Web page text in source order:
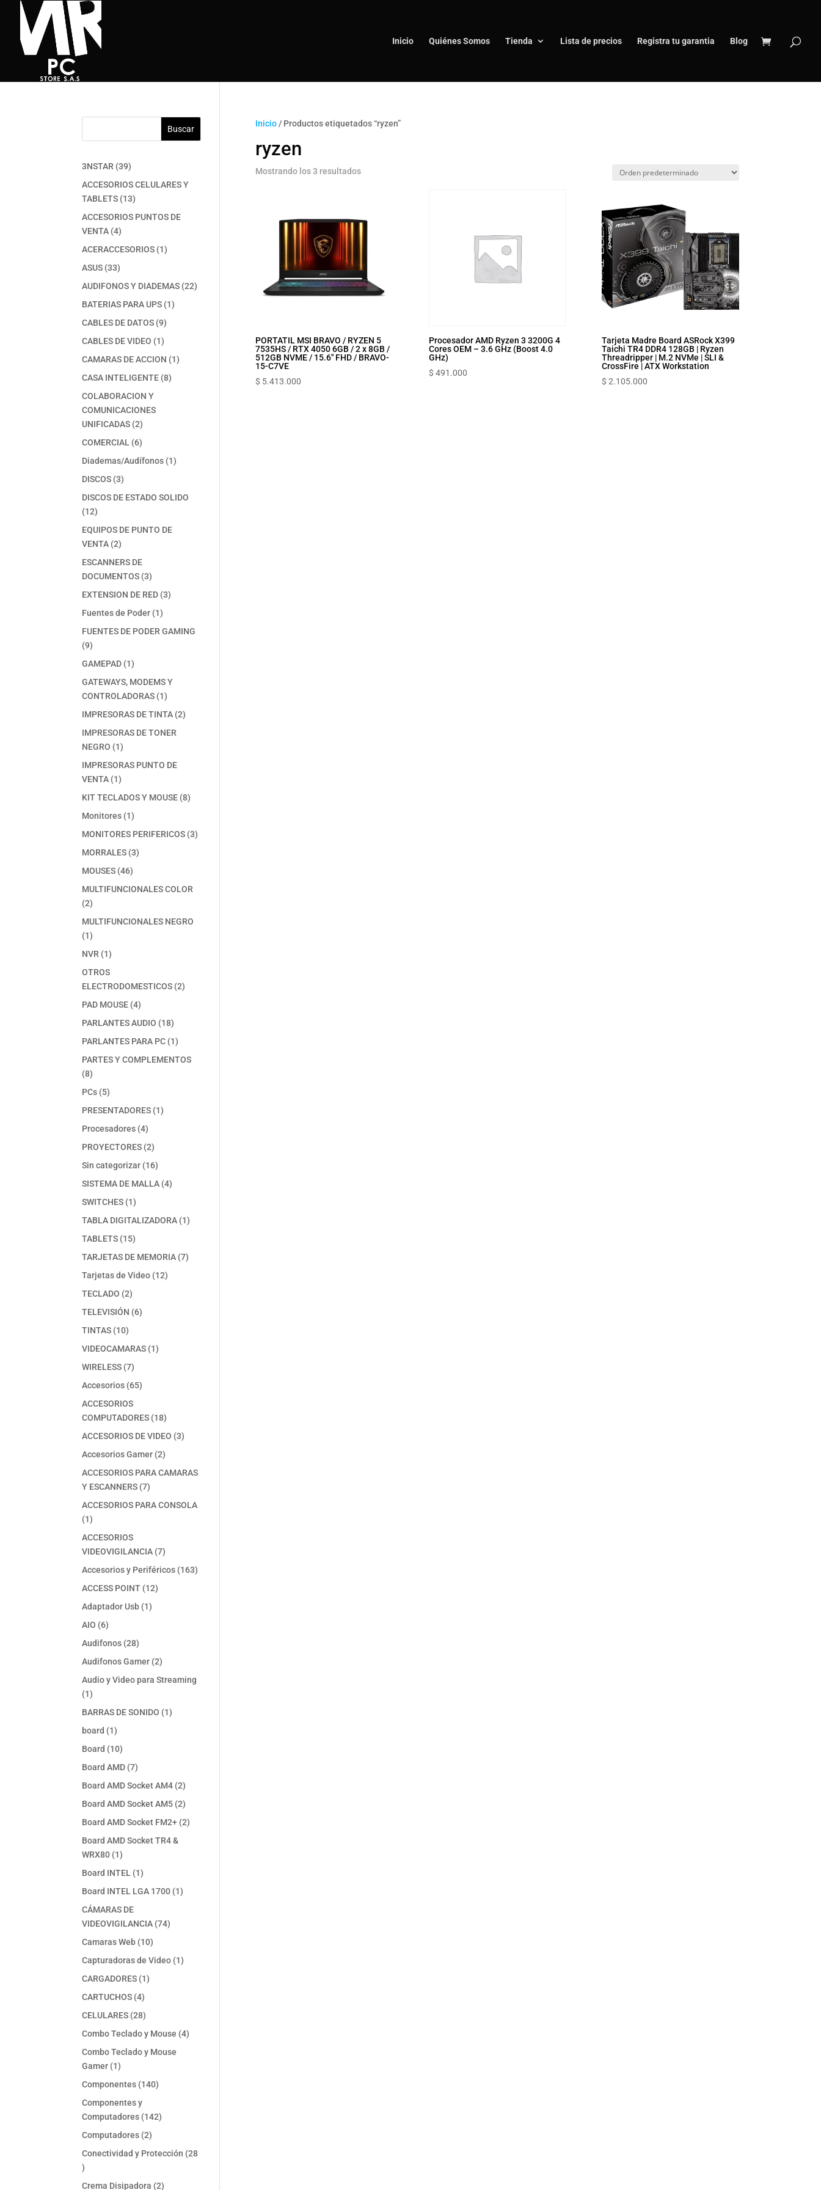
Inicio Quiénes Somos Tienda Lista de precios Registra tu garantia Blog
Inicio/ Productos etiquetados “ryzen”
ryzen
Mostrando los 3 resultados
PORTATIL MSI BRAVO / RYZEN 5
7535HS / RTX 4050 6GB / 2 x 8GB /
512GB NVME / 15.6″ FHD / BRAVO-
15-C7VE
$ 5.413.000
Procesador AMD Ryzen 3 3200G 4
Cores OEM – 3.6 GHz (Boost 4.0
GHz)
$ 491.000
Tarjeta Madre Board ASRock X399
Taichi TR4 DDR4 128GB | Ryzen
Threadripper | M.2 NVMe | SLI &
CrossFire | ATX Workstation
$ 2.105.000
Buscar
3NSTAR 3939
productos
ACCESORIOS CELULARES Y
TABLETS 1313
productos
ACCESORIOS PUNTOS DE
VENTA 44
productos
ACERACCESORIOS 11
ASUS 3333
productos
AUDIFONOS Y DIADEMAS 2222
BATERIAS PARA UPS 11
CABLES DE DATOS 99
CABLES DE VIDEO 11
producto
CAMARAS DE ACCION 11
CASA INTELIGENTE 88
COLABORACION Y
COMUNICACIONES
UNIFICADAS 22
productos
COMERCIAL 66
productos
Diademas/Audífonos 11
DISCOS 33
productos
DISCOS DE ESTADO SOLIDO
1212
productos
EQUIPOS DE PUNTO DE
VENTA 22
productos
ESCANNERS DE
DOCUMENTOS 33
productos
EXTENSION DE RED 33
Fuentes de Poder 11
producto
FUENTES DE PODER GAMING
99
productos
GAMEPAD 11
producto
GATEWAYS, MODEMS Y
CONTROLADORAS 11
producto
IMPRESORAS DE TINTA 22
IMPRESORAS DE TONER
NEGRO
11
producto
IMPRESORAS PUNTO DE
VENTA 11
producto
KIT TECLADOS Y MOUSE 88
Monitores 11
producto
MONITORES PERIFERICOS 33
MORRALES 33
MOUSES 4646
productos
MULTIFUNCIONALES COLOR
22
productos
MULTIFUNCIONALES NEGRO
11
producto
NVR 11
producto
OTROS
ELECTRODOMESTICOS 22
PAD MOUSE 44
productos
PARLANTES AUDIO 1818
productos
PARLANTES PARA PC 11
producto
PARTES Y COMPLEMENTOS
88
productos
PCs 55
productos
PRESENTADORES 11
Procesadores 44
productos
PROYECTORES 22
productos
Sin categorizar 1616
productos
SISTEMA DE MALLA 44
SWITCHES 11
producto
TABLA DIGITALIZADORA 11
TABLETS 1515
productos
TARJETAS DE MEMORIA 77
Tarjetas de Video 1212
TECLADO 22
productos
TELEVISIÓN 66
TINTAS 1010
productos
VIDEOCAMARAS 11
WIRELESS 77
productos
Accesorios 6565
ACCESORIOS
COMPUTADORES 1818
productos
ACCESORIOS DE VIDEO 33
Accesorios Gamer 22
productos
ACCESORIOS PARA CAMARAS
Y ESCANNERS 77
productos
ACCESORIOS PARA CONSOLA
11
producto
ACCESORIOS
VIDEOVIGILANCIA 77
productos
Accesorios y Periféricos 163163
ACCESS POINT 1212
Adaptador Usb 11
AIO 66
productos
Audifonos 2828
productos
Audifonos Gamer 22
productos
Audio y Video para Streaming
11
producto
BARRAS DE SONIDO 11
board 11
producto
Board 1010
productos
Board AMD 77
productos
Board AMD Socket AM4 22
productos
Board AMD Socket AM5 22
productos
Board AMD Socket FM2+ 22
Board AMD Socket TR4 &
WRX80 11
producto
Board INTEL 11
producto
Board INTEL LGA 1700 11
CÁMARAS DE
VIDEOVIGILANCIA 7474
Camaras Web 1010
productos
Capturadoras de Video 11
CARGADORES 11
CARTUCHOS 44
productos
CELULARES 2828
productos
Combo Teclado y Mouse 44
Combo Teclado y Mouse
Gamer 11
producto
Componentes 140140
Componentes y
Computadores 142142
Computadores 22
productos
Conectividad y Protección 28
28
productos
Crema Disipadora 22